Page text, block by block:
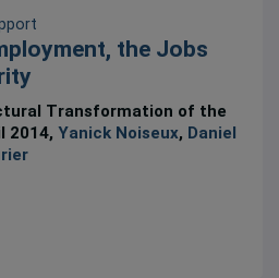
the Jobs
Transformation of the
2014,Yanick Noiseux, Daniel